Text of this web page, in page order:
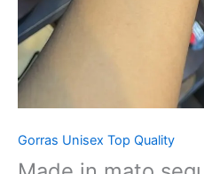
Gorras Unisex Top Quality